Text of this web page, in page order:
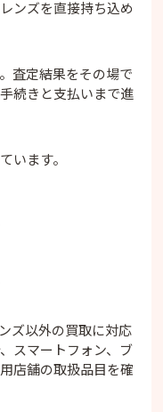
ンズを直接持ち込め
査定結果をその場で
続きと支払いまで進
います。
ズ以外の買取に対応
スマートフォン、ブ
店舗の取扱品目を確